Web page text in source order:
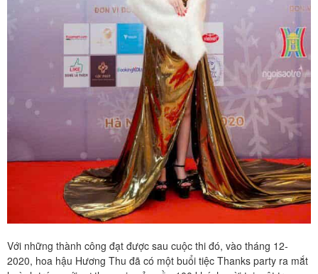
Với những thành công đạt được sau cuộc thi đó, vào tháng 12-
2020, hoa hậu Hương Thu đã có một buổi tiệc Thanks party ra mắt